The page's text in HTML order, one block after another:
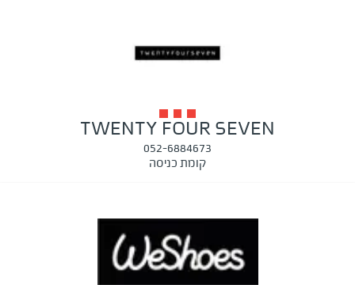
TWENTY FOUR SEVEN
052-6884673
קומת כניסה